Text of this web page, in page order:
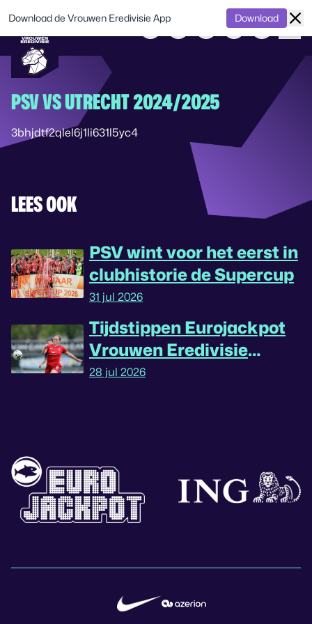
PSV VS UTRECHT 2024/2025
3bhjdtf2qlel6j1li631l5yc4
LEES OOK
PSV wint voor het eerst in
clubhistorie de Supercup
31 jul 2026
Tijdstippen Eurojackpot
Vrouwen Eredivisie
omgedraaid
28 jul 2026
Download de Vrouwen Eredivisie App Download